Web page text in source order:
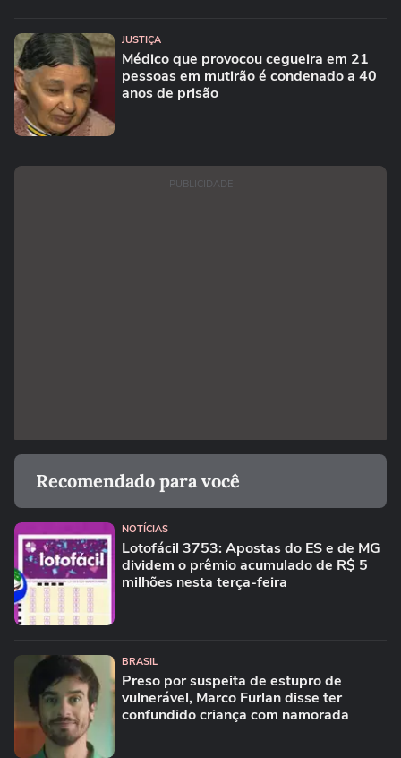
JUSTIÇA
Médico que provocou cegueira em 21
pessoas em mutirão é condenado a 40
anos de prisão
PUBLICIDADE
Recomendado para você
NOTÍCIAS
Lotofácil 3753: Apostas do ES e de MG
dividem o prêmio acumulado de R$ 5
milhões nesta terça-feira
BRASIL
Preso por suspeita de estupro de
vulnerável, Marco Furlan disse ter
confundido criança com namorada